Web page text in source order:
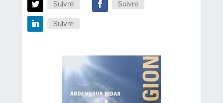
Suivre Suivre
Suivre